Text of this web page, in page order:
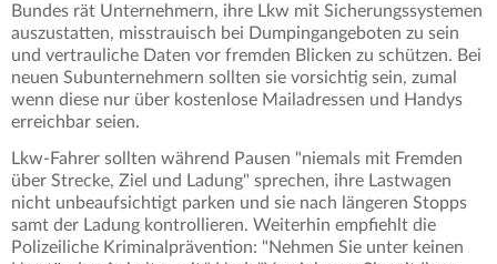
Bundes rät Unternehmern, ihre Lkw mit Sicherungssystemen
auszustatten, misstrauisch bei Dumpingangeboten zu sein
und vertrauliche Daten vor fremden Blicken zu schützen. Bei
neuen Subunternehmern sollten sie vorsichtig sein, zumal
wenn diese nur über kostenlose Mailadressen und Handys
erreichbar seien.
Lkw-Fahrer sollten während Pausen "niemals mit Fremden
über Strecke, Ziel und Ladung" sprechen, ihre Lastwagen
nicht unbeaufsichtigt parken und sie nach längeren Stopps
samt der Ladung kontrollieren. Weiterhin empfiehlt die
Polizeiliche Kriminalprävention: "Nehmen Sie unter keinen